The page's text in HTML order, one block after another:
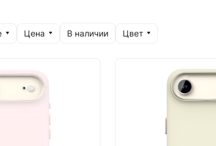
Цена В наличии Цвет